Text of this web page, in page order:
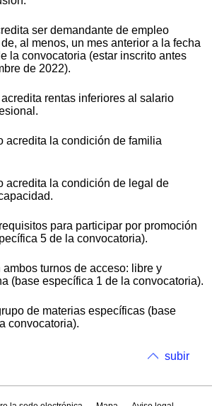
ser demandante de empleo
al menos, un mes anterior a la fecha
la convocatoria (estar inscrito antes
de 2022).
rentas inferiores al salario
acredita la condición de familia
acredita la condición de legal de
para participar por promoción
5 de la convocatoria).
ambos turnos de acceso: libre y
(base específica 1 de la convocatoria).
de materias específicas (base
convocatoria).
subir